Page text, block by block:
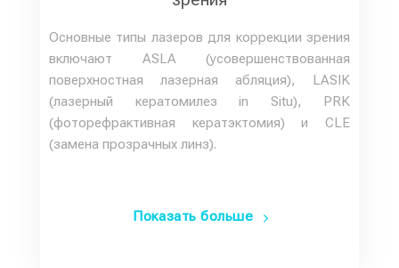
Основные типы лазеров для коррекции зрения
включают ASLA (усовершенствованная
поверхностная лазерная абляция), LASIK
(лазерный кератомилез in Situ), PRK
(фоторефрактивная кератэктомия) и CLE
(замена прозрачных линз).
Показать больше